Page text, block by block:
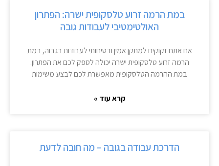
במת הרמה זרוע טלסקופית ישרה: הפתרון
האולטימטיבי לעבודות גובה
אם אתם זקוקים למתקן אמין ובטיחותי לעבודות בגבוה, במת
הרמה זרוע טלסקופית ישרה יכולה לספק לכם את הפתרון.
במת ההרמה הטלסקופית מאפשרת לכם לבצע משימות
קרא עוד »
הדרכת עבודה בגובה – מה חובה לדעת